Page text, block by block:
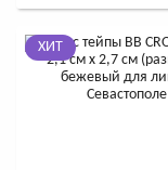
ХИТ